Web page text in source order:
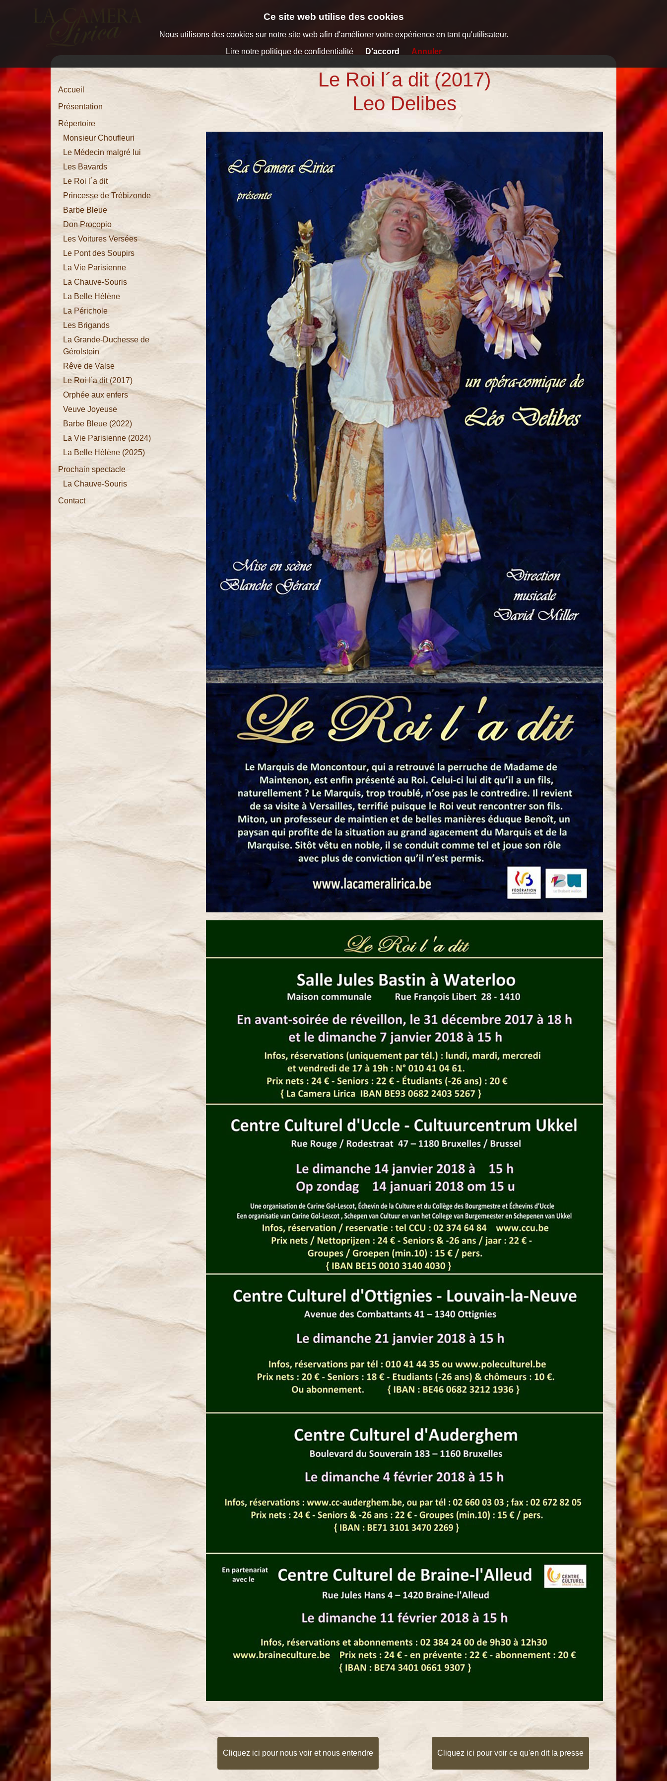
Ce site web utilise des cookies
Nous utilisons des cookies sur notre site web afin d'améliorer votre expérience en tant qu'utilisateur.
Lire notre politique de confidentialité
D'accord Annuler
Répertoire
Monsieur
Choufleuri
Médecin
Les
Bavards
Princesse
de
Trébizonde
Barbe
Bleue
Procopio
Voitures
Versées
Le Pont
Soupirs
La Vie
La
Périchole
Les
Brigands
Duchesse
Gérolstein
Rêve de
dit (2017)
Orphée
aux enfers
Veuve
Joyeuse
(2022)
La Vie
Parisienne
(2024)
La Belle
Hélène
(2025)
spectacle
Chauve-
Souris
Contact
Accueil
Présentation
Répertoire
Monsieur Choufleuri
Le Médecin malgré lui
Les Bavards
Le Roi l´a dit
Princesse de Trébizonde
Barbe Bleue
Don Procopio
Les Voitures Versées
Le Pont des Soupirs
La Vie Parisienne
La Chauve-Souris
La Belle Hélène
La Périchole
Les Brigands
La Grande-Duchesse de
Gérolstein
Rêve de Valse
Le Roi l´a dit (2017)
Orphée aux enfers
Veuve Joyeuse
Barbe Bleue (2022)
La Vie Parisienne (2024)
La Belle Hélène (2025)
Prochain spectacle
La Chauve-Souris
Contact
Le Roi l´a dit (2017)
Leo Delibes
Cliquez ici pour nous voir et nous entendre Cliquez ici pour voir ce qu'en dit la presse